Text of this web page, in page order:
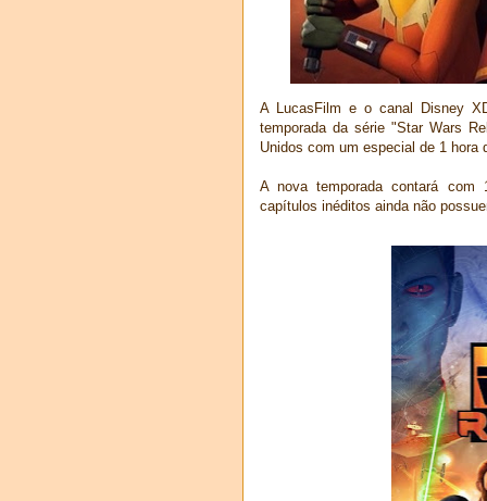
A LucasFilm e o canal Disney
temporada da série "Star Wars
Unidos com um especial de 1 hora
A nova temporada contará
capítulos inéditos ainda não